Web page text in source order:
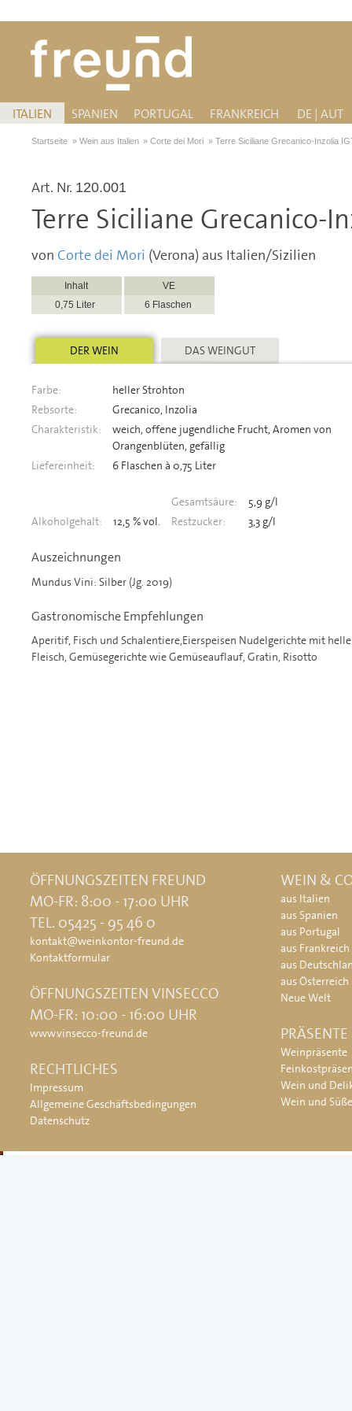
ITALIEN SPANIEN PORTUGAL FRANKREICH DE | AUT
Startseite » Wein aus Italien »Corte dei Mori »Terre Siciliane Grecanico-Inzolia
Art. Nr. 120.001
Terre Siciliane Grecanico-
von Corte dei Mori (Verona) aus Italien/Sizilien
Inhalt
VE
0,75 Liter
6 Flaschen
DER WEIN DAS WEINGUT
Farbe:
heller Strohton
Rebsorte:
Grecanico, Inzolia
Charakteristik:
weich, offene jugendliche Frucht, Aromen von
Orangenblüten, gefällig
Liefereinheit:
6 Flaschen à 0,75 Liter
Gesamtsäure:
5,9 g/l
Alkoholgehalt:
12,5 % vol. Restzucker: 3,3 g/l
Auszeichnungen
Mundus Vini: Silber (Jg. 2019)
Gastronomische Empfehlungen
Aperitif, Fisch und Schalentiere,Eierspeisen Nudelgerichte mit
Fleisch, Gemüsegerichte wie Gemüseauflauf, Gratin, Risotto
ÖFFNUNGSZEITEN FREUND
MO-FR: 8:00 - 17:00 UHR
TEL. 05425 - 95 46 0
kontakt@weinkontor-freund.de
Kontaktformular
ÖFFNUNGSZEITEN VINSECCO
MO-FR: 10:00 - 16:00 UHR
www.vinsecco-freund.de
RECHTLICHES
Impressum
Allgemeine Geschäftsbedingungen
Datenschutz
WEIN &
aus Italien
aus Spanien
aus Portugal
aus Frankreich
aus
aus Österreich
Neue Welt
PRÄSENTE
Weinpräsente
Wein und
Wein und